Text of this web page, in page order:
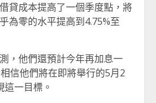
貸成本提高了一個季度點，將
為零的水平提高到4.75%至
，他們還預計今年再加息一
信他們將在即將舉行的5月2
這一目標。